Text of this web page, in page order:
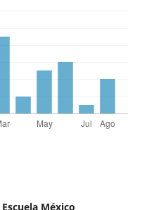
Escuela México